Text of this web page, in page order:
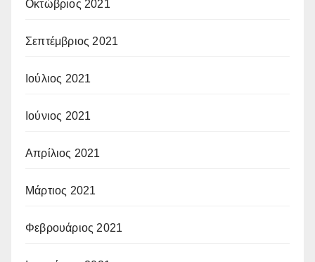
Οκτώβριος 2021
Σεπτέμβριος 2021
Ιούλιος 2021
Ιούνιος 2021
Απρίλιος 2021
Μάρτιος 2021
Φεβρουάριος 2021